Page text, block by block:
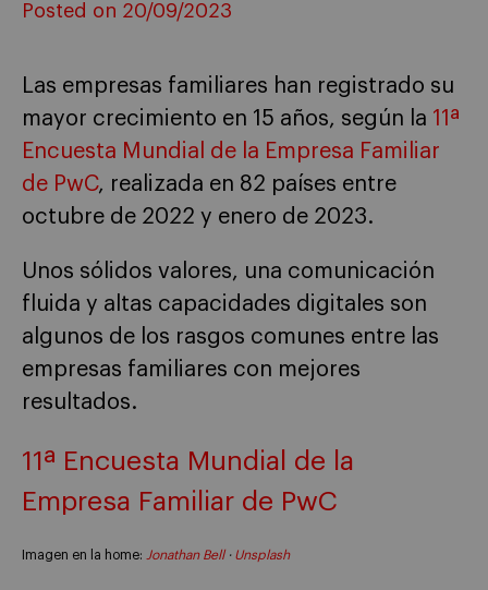
Posted on 20/09/2023
Las empresas familiares han registrado su
mayor crecimiento en 15 años, según la 11ª
Encuesta Mundial de la Empresa Familiar
de PwC, realizada en 82 países entre
octubre de 2022 y enero de 2023.
Unos sólidos valores, una comunicación
fluida y altas capacidades digitales son
algunos de los rasgos comunes entre las
empresas familiares con mejores
resultados.
11ª Encuesta Mundial de la
Empresa Familiar de PwC
Imagen en la home: Jonathan Bell· Unsplash